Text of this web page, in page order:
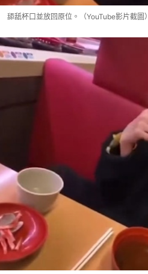
舔舐杯口並放回原位。（YouTube影片截圖）